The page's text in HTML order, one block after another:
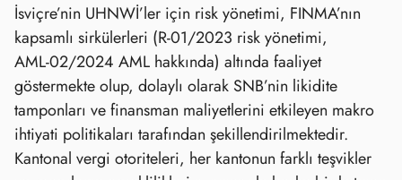
İsviçre’nin UHNWİ’ler için risk yönetimi, FINMA’nın
kapsamlı sirkülerleri (R‑01/2023 risk yönetimi,
AML‑02/2024 AML hakkında) altında faaliyet
göstermekte olup, dolaylı olarak SNB’nin likidite
tamponları ve finansman maliyetlerini etkileyen makro
ihtiyati politikaları tarafından şekillendirilmektedir.
Kantonal vergi otoriteleri, her kantonun farklı teşvikler